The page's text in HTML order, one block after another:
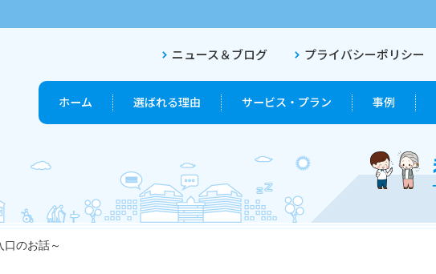
ニュース＆ブログ プライバシーポリシー
ホーム 選ばれる理由 サービス・プラン 事例
口のお話～